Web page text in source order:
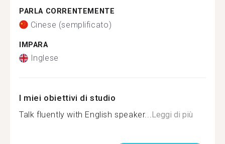
PARLA CORRENTEMENTE
Cinese (semplificato)
IMPARA
Inglese
I miei obiettivi di studio
Talk fluently with English speaker...Leggi di più